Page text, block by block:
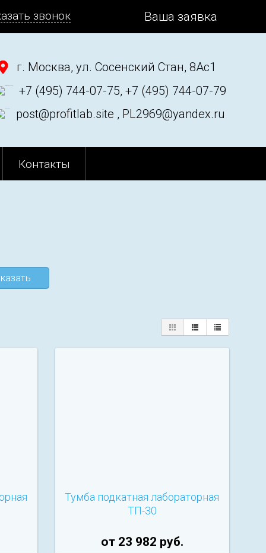
звонок Ваша заявка
г. Москва, ул. Сосенский Стан, 8Ас1
+7 (495) 744-07-75, +7 (495) 744-07-79
post@profitlab.site , PL2969@yandex.ru
Контакты
Тумба подкатная лабораторная
ТП-30
от 23 982 руб.